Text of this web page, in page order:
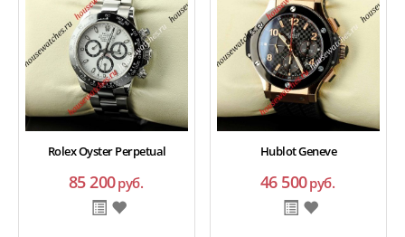
Rolex Oyster Perpetual
85 200руб.
Hublot Geneve
46 500руб.